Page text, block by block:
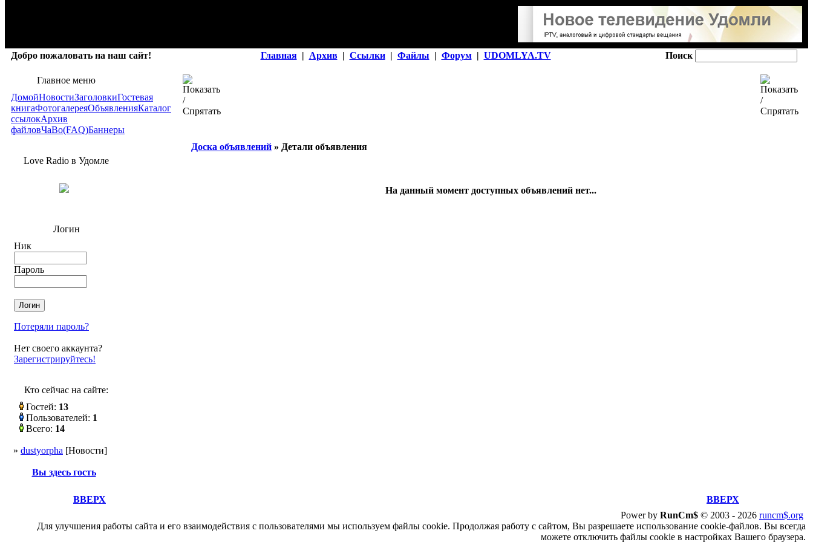
Добро пожаловать на наш сайт! Главная | Архив | Ссылки | Файлы | Форум | UDOMLYA.TV Поиск
Главное меню
ДомойНовостиЗаголовкиГостевая
книгаФотогалереяОбъявленияКаталог
ссылокАрхив
файловЧаВо(FAQ)Баннеры
Love Radio в Удомле
Логин
Ник
Пароль
Потеряли пароль?
Нет своего аккаунта?
Зарегистрируйтесь!
Кто сейчас на сайте:
Гостей: 13
Пользователей: 1
Всего: 14
» dustyorpha [Новости]
Вы здесь гость
Доска объявлений » Детали объявления
На данный момент доступных объявлений нет...
ВВЕРХ
ВВЕРХ
Power by RunCm$ © 2003 - 2026 runcm$.org
Для улучшения работы сайта и его взаимодействия с пользователями мы используем файлы cookie. Продолжая работу с сайтом, Вы разрешаете использование cookie-файлов. Вы всегда
можете отключить файлы cookie в настройках Вашего браузера.